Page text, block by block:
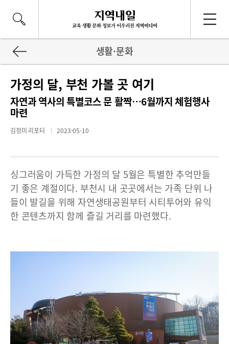
생활·문화
가정의 달, 부천 가볼 곳 여기
자연과 역사의 특별코스 문 활짝…6월까지 체험행사
마련
김정미 리포터 2023-05-10
싱그러움이 가득한 가정의 달 5월은 특별한 추억만들
기 좋은 계절이다. 부천시 내 곳곳에서는 가족 단위 나
들이 발길을 위해 자연생태공원부터 시티투어와 유익
한 콘텐츠까지 함께 즐길 거리를 마련했다.